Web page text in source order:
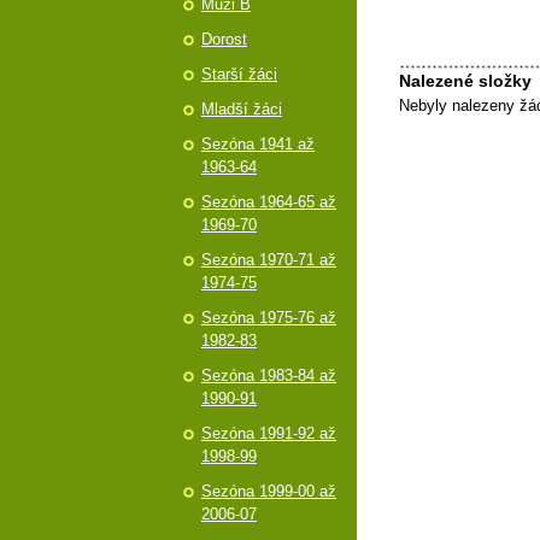
Nalezené složky
Nebyly nalezeny
Muži B
Dorost
Starší žáci
Mladší žáci
Sezóna 1941 až
1963-64
Sezóna 1964-65 až
1969-70
Sezóna 1970-71 až
1974-75
Sezóna 1975-76 až
1982-83
Sezóna 1983-84 až
1990-91
Sezóna 1991-92 až
1998-99
Sezóna 1999-00 až
2006-07